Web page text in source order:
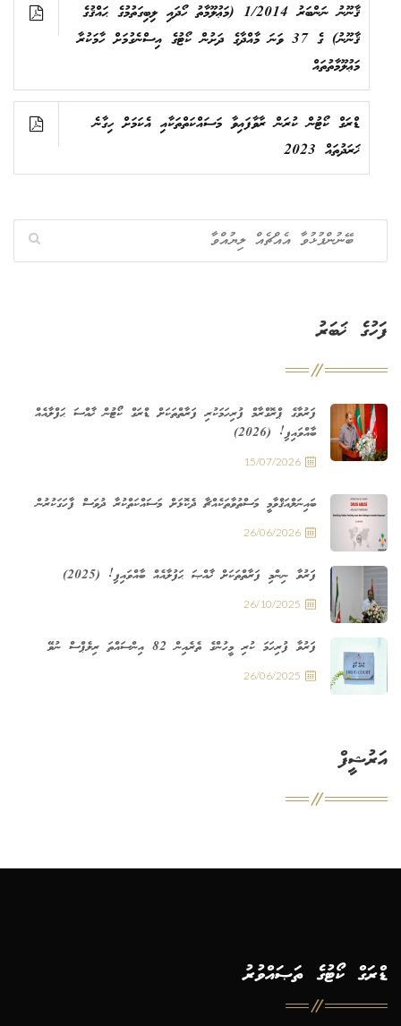
ޤާނޫނު ނަންބަރު 1/2014 (މަޢުލޫމާތު ހޯދައި ލިބިގަތުމުގެ ޙައްޤުގެ
ޤާނޫނު) ގެ 37 ވަނަ މާއްދާގެ ދަށުން ކޯޓުގެ އިސްނެގުމަށް ހާމަކުރާ
މަޢުލޫމާތުތައް
ޑްރަގް ކޯޓުން ކުރަން ރާވާފައިވާ މަސައްކަތްތަކާއި އެކަމަށް ހިގާނެ
ޚަރަދުތައް 2023
ފަހުގެ ޚަބަރު
ފަރުވާގެ ޕްރޮގްރާމް ފުރިހަމަކުރި ފަރާތްތަކަށް ޑްރަގް ކޯޓުން ޚާއްސަ ޙަފްލާއެއް
ބާއްވައިފި! (2026)
15/07/2026
ބައިނަލްއަޤްވާމީ މަސްތުވާތަކެއްޗާ ދެކޮޅަށް މަސައްކަތްކުރާ ދުވަސް ފާހަގަކުރުން
26/06/2026
ފަރުވާ ނިންމި ފަރާތްތަކަށް ޚާއްޞަ ޙަފުލާއެއް ބާއްވައިފި! (2025)
26/10/2025
ފަރުވާ ފުރިހަމަ ކުރި މީހުންގެ ތެރެއިން 82 އިންސައްތަ ރިލެޕްސް ނުވޭ
26/06/2025
އަރުޝީފް
ޑްރަގް ކޯޓުގެ ތަޞައްވުރު